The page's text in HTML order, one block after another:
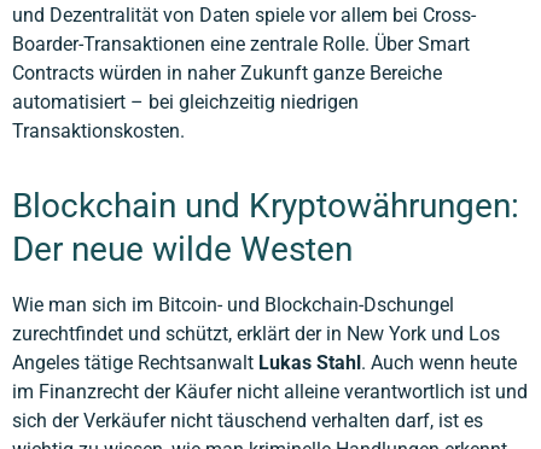
und Dezentralität von Daten spiele vor allem bei Cross-
Boarder-Transaktionen eine zentrale Rolle. Über Smart
Contracts würden in naher Zukunft ganze Bereiche
automatisiert – bei gleichzeitig niedrigen
Transaktionskosten.
Blockchain und Kryptowährungen:
Der neue wilde Westen
Wie man sich im Bitcoin- und Blockchain-Dschungel
zurechtfindet und schützt, erklärt der in New York und Los
Angeles tätige Rechtsanwalt Lukas Stahl . Auch wenn heute
im Finanzrecht der Käufer nicht alleine verantwortlich ist und
sich der Verkäufer nicht täuschend verhalten darf, ist es